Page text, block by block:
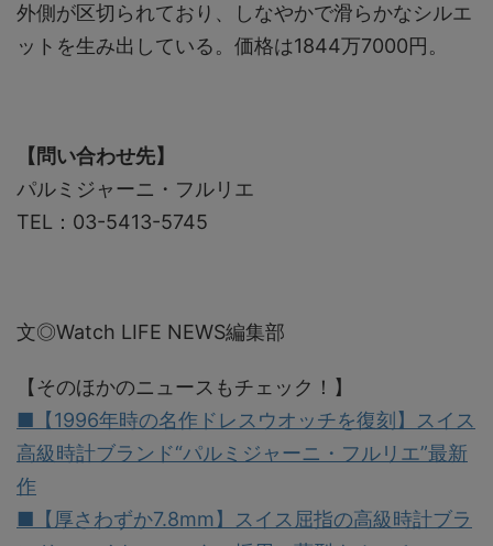
外側が区切られており、しなやかで滑らかなシルエ
ットを生み出している。価格は1844万7000円。
【問い合わせ先】
パルミジャーニ・フルリエ
TEL：03-5413-5745
文◎Watch LIFE NEWS編集部
【そのほかのニュースもチェック！】
■【1996年時の名作ドレスウオッチを復刻】スイス
高級時計ブランド“パルミジャーニ・フルリエ”最新
作
■【厚さわずか7.8mm】スイス屈指の高級時計ブラ